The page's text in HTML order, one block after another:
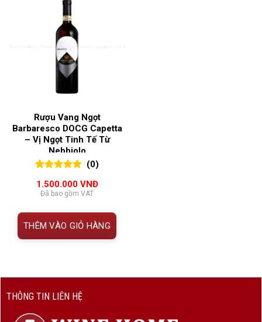
Rượu Vang Ngọt
Barbaresco DOCG Capetta
– Vị Ngọt Tinh Tế Từ
Nebbiolo
đánh giá
(0)
1.500.000 VNĐ
Đã bao gồm VAT
THÊM VÀO GIỎ HÀNG
THÔNG TIN LIÊN HỆ